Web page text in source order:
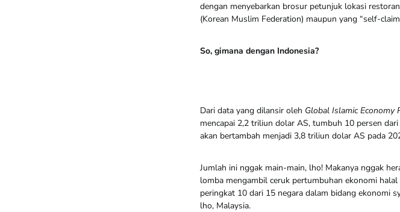
dengan menyebarkan brosur petunjuk lokasi
(Korean Muslim Federation) maupun yang “self-
So, gimana dengan Indonesia?
Dari data yang dilansir oleh Global Islamic Economy
mencapai 2,2 triliun dolar AS, tumbuh 10 persen
akan bertambah menjadi 3,8 triliun dolar AS pada
Jumlah ini nggak main-main, lho! Makanya nggak
lomba mengambil ceruk pertumbuhan ekonomi
peringkat 10 dari 15 negara dalam bidang ekonomi
lho, Malaysia.